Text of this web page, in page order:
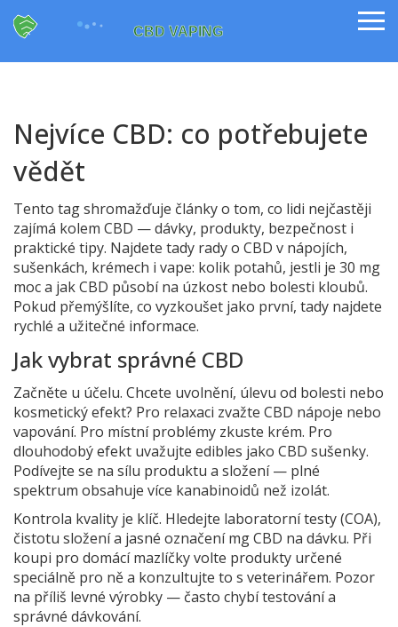
Nejvíce CBD: co potřebujete
vědět
Tento tag shromažďuje články o tom, co lidi nejčastěji
zajímá kolem CBD — dávky, produkty, bezpečnost i
praktické tipy. Najdete tady rady o CBD v nápojích,
sušenkách, krémech i vape: kolik potahů, jestli je 30 mg
moc a jak CBD působí na úzkost nebo bolesti kloubů.
Pokud přemýšlíte, co vyzkoušet jako první, tady najdete
rychlé a užitečné informace.
Jak vybrat správné CBD
Začněte u účelu. Chcete uvolnění, úlevu od bolesti nebo
kosmetický efekt? Pro relaxaci zvažte CBD nápoje nebo
vapování. Pro místní problémy zkuste krém. Pro
dlouhodobý efekt uvažujte edibles jako CBD sušenky.
Podívejte se na sílu produktu a složení — plné
spektrum obsahuje více kanabinoidů než izolát.
Kontrola kvality je klíč. Hledejte laboratorní testy (COA),
čistotu složení a jasné označení mg CBD na dávku. Při
koupi pro domácí mazlíčky volte produkty určené
speciálně pro ně a konzultujte to s veterinářem. Pozor
na příliš levné výrobky — často chybí testování a
správné dávkování.